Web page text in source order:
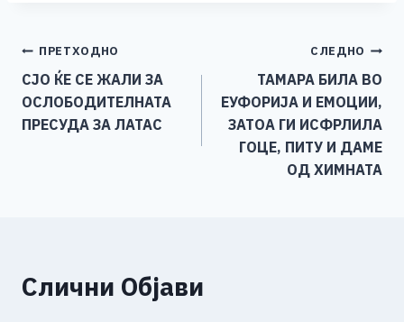
b
o
o
n
g
er
p
Li
n
k
Навигација
на
напис
ПРЕТХОДНО
СЈО ЌЕ СЕ ЖАЛИ ЗА
ОСЛОБОДИТЕЛНАТА
ПРЕСУДА ЗА ЛАТАС
СЛЕДНО
ТАМАРА БИЛА ВО
ЕУФОРИЈА И ЕМОЦИИ,
ЗАТОА ГИ ИСФРЛИЛА
ГОЦЕ, ПИТУ И ДАМЕ
ОД ХИМНАТА
Слични Објави